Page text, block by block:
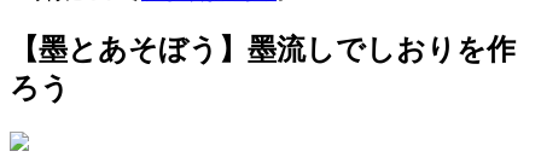
【墨とあそぼう】墨流しでしおりを作
ろう